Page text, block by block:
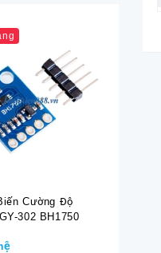
Cường Độ
302 BH1750